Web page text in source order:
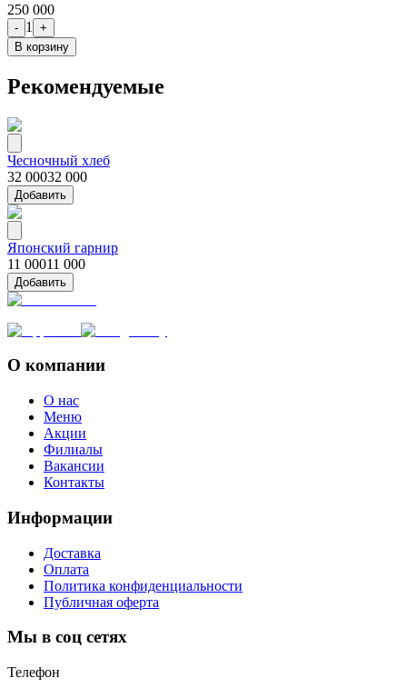
250 000
- 1
+
В корзину
Рекомендуемые
Чесночный хлеб
32 00032 000
Добавить
Японский гарнир
11 00011 000
Добавить
О компании
О нас
Меню
Акции
Филиалы
Вакансии
Контакты
Информации
Доставка
Оплата
Политика конфиденциальности
Публичная оферта
Мы в соц сетях
Телефон